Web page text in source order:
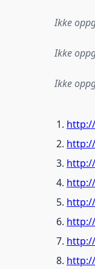
Ikke
Ikke
Ikke